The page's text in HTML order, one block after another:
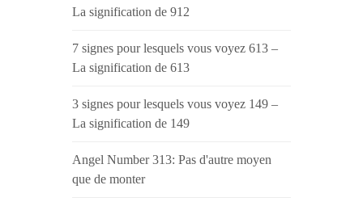
La signification de 912
7 signes pour lesquels vous voyez 613 –
La signification de 613
3 signes pour lesquels vous voyez 149 –
La signification de 149
Angel Number 313: Pas d'autre moyen
que de monter